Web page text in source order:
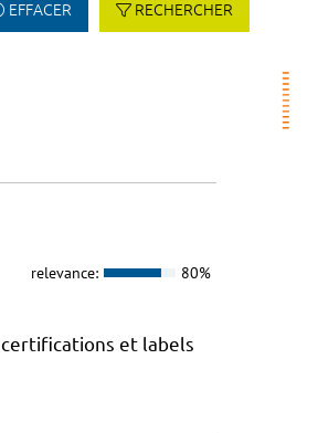
EFFACER RECHERCHER
relevance: 80%
et labels